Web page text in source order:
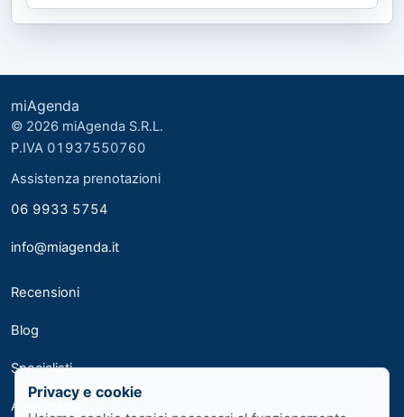
miAgenda
© 2026 miAgenda S.R.L.
P.IVA 01937550760
Assistenza prenotazioni
06 9933 5754
info@miagenda.it
Recensioni
Blog
Specialisti
Area medici
Privacy e cookie